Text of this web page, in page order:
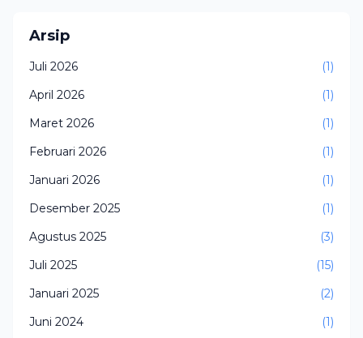
Arsip
Juli 2026
(1)
April 2026
(1)
Maret 2026
(1)
Februari 2026
(1)
Januari 2026
(1)
Desember 2025
(1)
Agustus 2025
(3)
Juli 2025
(15)
Januari 2025
(2)
Juni 2024
(1)